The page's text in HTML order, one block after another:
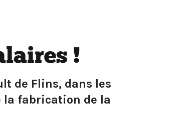
!
de Flins, dans les
la fabrication de la